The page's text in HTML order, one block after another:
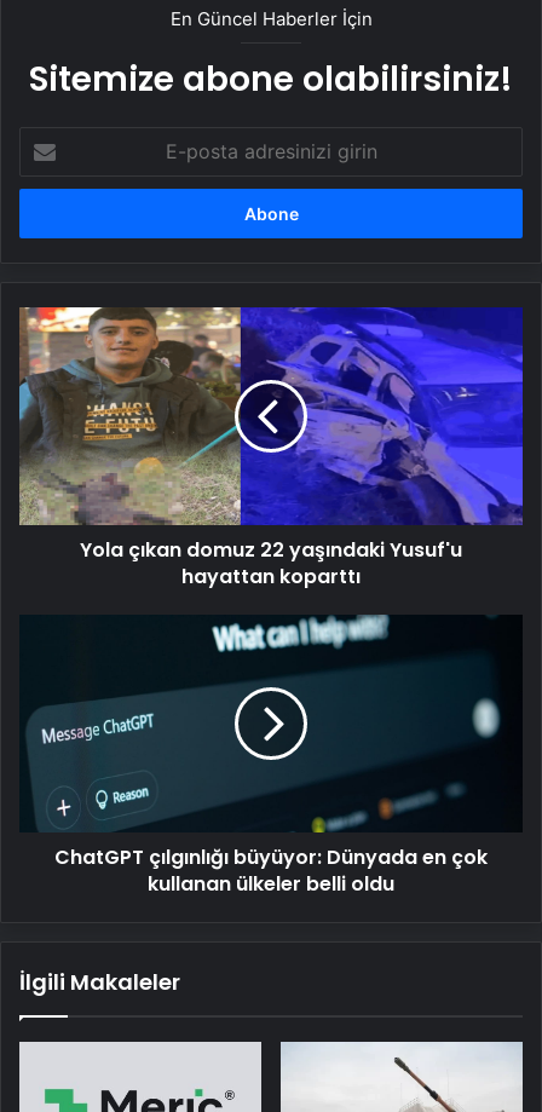
En Güncel Haberler İçin
Sitemize abone olabilirsiniz!
posta
adresinizi
Yola
çıkan
domuz
22
yaşındaki
Yusuf'u
hayattan
koparttı
Yola çıkan domuz 22 yaşındaki Yusuf'u
hayattan koparttı
Dünyada
en
ülkeler
belli
ChatGPT çılgınlığı büyüyor: Dünyada en çok
kullanan ülkeler belli oldu
İlgili Makaleler